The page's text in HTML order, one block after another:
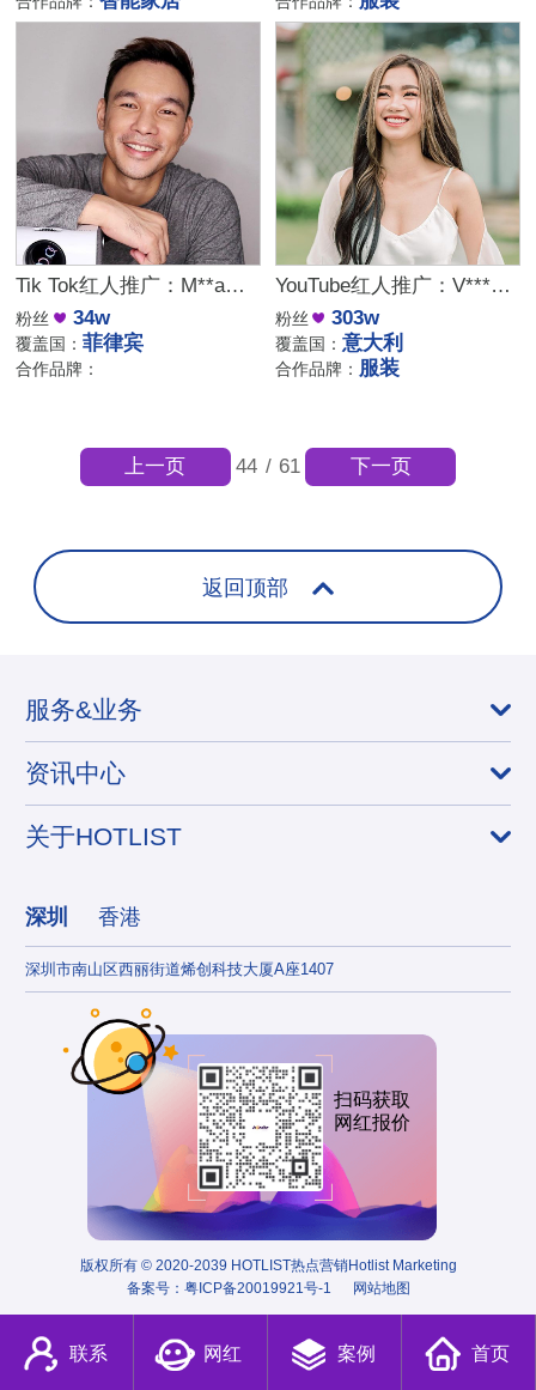
Tik Tok红人推广：M**a｜菲律宾 生活
粉丝 34w
覆盖国：菲律宾
合作品牌：
YouTube红人推广：V***n｜菲律宾 生活
粉丝 303w
覆盖国：意大利
合作品牌： 服装
44 / 61
上一页 下一页
返回顶部
服务&业务
资讯中心
关于HOTLIST
深圳 香港
深圳市南山区西丽街道烯创科技大厦A座1407
扫码获取
网红报价
版权所有 © 2020-2039 HOTLIST热点营销Hotlist Marketing
备案号： 粤ICP备20019921号-1 网站地图
联系 网红 案例 首页